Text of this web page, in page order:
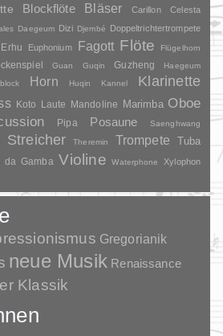
Blockflöte Bläser Carillon Celesta
Daegeum Dizi Djembé Doppeltrichtertrompete
Erhu Euphonium Fagott Flöte
Flügelhorn
Guan Guqin Guzheng
Haegeum
Horn Huqin Kannel Klarinette
Koto Laute Mandoline Marimba Oboe
Pipa Posaune Saenghwang
Streicher Theremin Trompete
Tuba
da Gamba Violine Waterphone
Xylophon
Gregorianik
neue Musik Renaissance
Klassik